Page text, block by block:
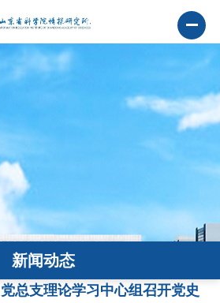
新闻动态
总支理论学习中心组召开党史